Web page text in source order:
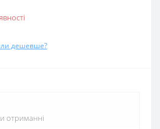
дешевше?
отриманні